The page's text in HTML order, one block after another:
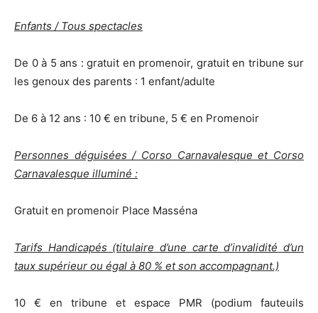
Enfants / Tous spectacles
De 0 à 5 ans : gratuit en promenoir, gratuit en tribune sur
les genoux des parents : 1 enfant/adulte
De 6 à 12 ans : 10 € en tribune, 5 € en Promenoir
Personnes déguisées / Corso Carnavalesque et Corso
Carnavalesque illuminé :
Gratuit en promenoir Place Masséna
Tarifs Handicapés (titulaire d’une carte d’invalidité d’un
taux supérieur ou égal à 80 % et son accompagnant.)
10 € en tribune et espace PMR (podium fauteuils